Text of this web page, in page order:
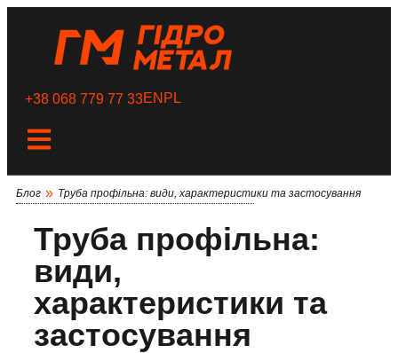
+38 068 779 77 33EN PL
Блог » Труба профільна: види, характеристики та застосування
Труба профільна:
види,
характеристики та
застосування